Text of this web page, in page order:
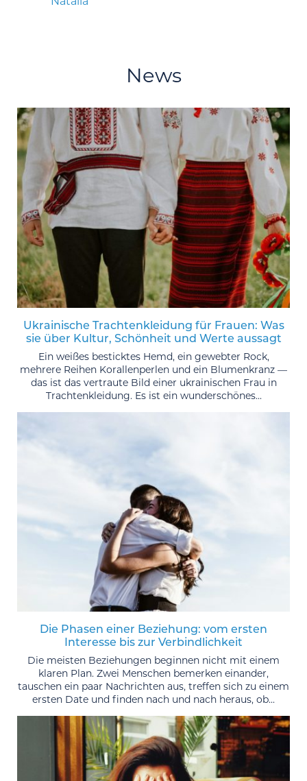
News
Ukrainische Trachtenkleidung für Frauen: Was
sie über Kultur, Schönheit und Werte aussagt
Ein weißes besticktes Hemd, ein gewebter Rock,
mehrere Reihen Korallenperlen und ein Blumenkranz —
das ist das vertraute Bild einer ukrainischen Frau in
Trachtenkleidung. Es ist ein wunderschönes...
Die Phasen einer Beziehung: vom ersten
Interesse bis zur Verbindlichkeit
Die meisten Beziehungen beginnen nicht mit einem
klaren Plan. Zwei Menschen bemerken einander,
tauschen ein paar Nachrichten aus, treffen sich zu einem
ersten Date und finden nach und nach heraus, ob...